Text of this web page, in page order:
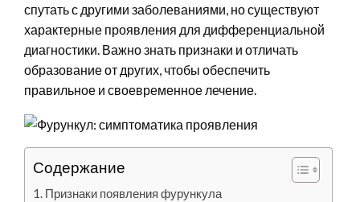
спутать с другими заболеваниями, но существуют
характерные проявления для дифференциальной
диагностики. Важно знать признаки и отличать
образование от других, чтобы обеспечить
правильное и своевременное лечение.
Содержание
Признаки появления фурункула